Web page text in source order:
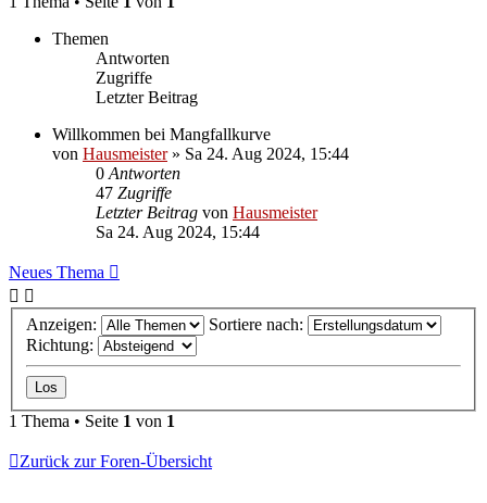
Themen
Antworten
Zugriffe
Letzter Beitrag
Willkommen bei Mangfallkurve
von Hausmeister» Sa 24. Aug 2024, 15:44
0 Antworten
47 Zugriffe
Letzter Beitrag von Hausmeister
Sa 24. Aug 2024, 15:44
Neues Thema
Anzeigen:
Sortiere nach:
Richtung:
1 Thema • Seite 1 von 1
Zurück zur Foren-Übersicht